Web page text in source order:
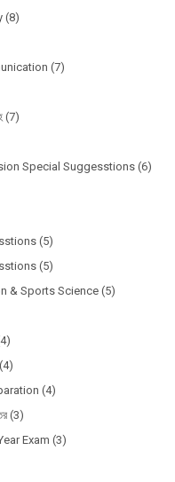
(8)
(7)
(7)
Special Suggesstions (6)
(5)
(5)
& Sports Science (5)
(4)
(4)
(3)
Exam (3)